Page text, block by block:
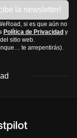
la newsletter!
si es que aún no
Política de Privacidad y
del sitio web.
te arrepentirás).